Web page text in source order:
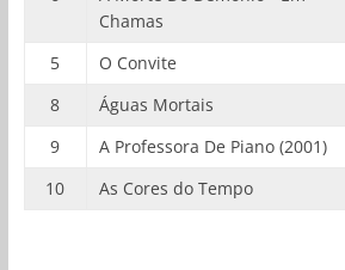
Chamas
5 O Convite
8
Águas Mortais
9
A Professora De Piano (2001)
10
As Cores do Tempo